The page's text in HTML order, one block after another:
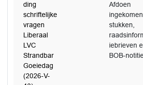
ding
schriftelijke
vragen
Liberaal
LVC
Strandbar
Goeiedag
(2026-V-
Afdoen
ingekomen
stukken,
iebrieven
BOB-